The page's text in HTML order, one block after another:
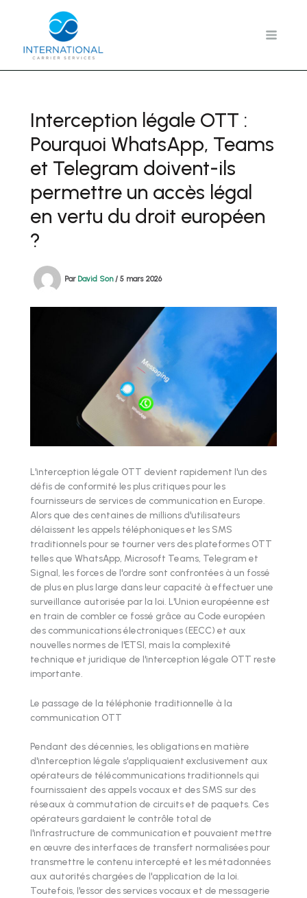
Interception légale OTT :
Pourquoi WhatsApp, Teams
et Telegram doivent-ils
permettre un accès légal
en vertu du droit européen
?
Par David Son/ 5 mars 2026
L'interception légale OTT devient rapidement l'un des
défis de conformité les plus critiques pour les
fournisseurs de services de communication en Europe.
Alors que des centaines de millions d'utilisateurs
délaissent les appels téléphoniques et les SMS
traditionnels pour se tourner vers des plateformes OTT
telles que WhatsApp, Microsoft Teams, Telegram et
Signal, les forces de l'ordre sont confrontées à un fossé
de plus en plus large dans leur capacité à effectuer une
surveillance autorisée par la loi. L'Union européenne est
en train de combler ce fossé grâce au Code européen
des communications électroniques (EECC) et aux
nouvelles normes de l'ETSI, mais la complexité
technique et juridique de l'interception légale OTT reste
importante.
Le passage de la téléphonie traditionnelle à la
communication OTT
Pendant des décennies, les obligations en matière
d'interception légale s'appliquaient exclusivement aux
opérateurs de télécommunications traditionnels qui
fournissaient des appels vocaux et des SMS sur des
réseaux à commutation de circuits et de paquets. Ces
opérateurs gardaient le contrôle total de
l'infrastructure de communication et pouvaient mettre
en œuvre des interfaces de transfert normalisées pour
transmettre le contenu intercepté et les métadonnées
aux autorités chargées de l'application de la loi.
Toutefois, l'essor des services vocaux et de messagerie